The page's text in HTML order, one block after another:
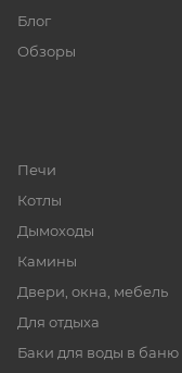
Блог
Обзоры
Печи
Котлы
Дымоходы
Камины
Двери, окна, мебель
Для отдыха
Баки для воды в баню